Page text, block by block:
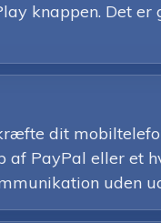
knappen. Det er
dit
PayPal eller et
uden